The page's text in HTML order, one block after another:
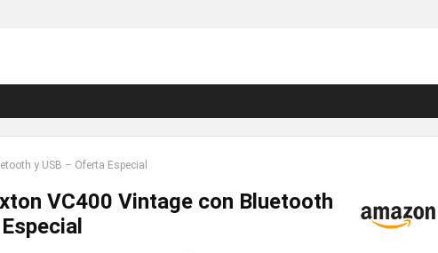
y USB – Oferta Especial
VC400 Vintage con Bluetooth